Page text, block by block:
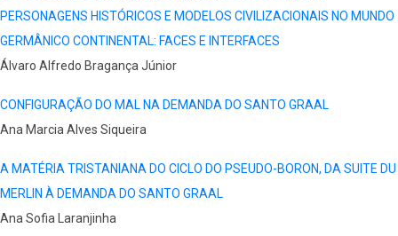
PERSONAGENS HISTÓRICOS E MODELOS CIVILIZACIONAIS NO MUNDO
GERMÂNICO CONTINENTAL: FACES E INTERFACES
Álvaro Alfredo Bragança Júnior
CONFIGURAÇÃO DO MAL NA DEMANDA DO SANTO GRAAL
Ana Marcia Alves Siqueira
A MATÉRIA TRISTANIANA DO CICLO DO PSEUDO-BORON, DA SUITE DU
MERLIN À DEMANDA DO SANTO GRAAL
Ana Sofia Laranjinha